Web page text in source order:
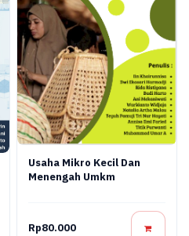
Usaha Mikro Kecil Dan
Menengah Umkm
Rp80.000